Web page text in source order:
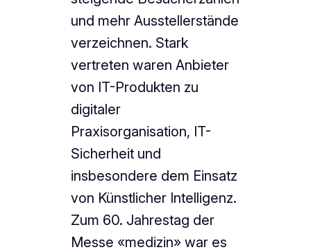
und mehr Ausstellerstände
verzeichnen. Stark
vertreten waren Anbieter
von IT-Produkten zu
digitaler
Praxisorganisation, IT-
Sicherheit und
insbesondere dem Einsatz
von Künstlicher Intelligenz.
Zum 60. Jahrestag der
Messe «medizin» war es